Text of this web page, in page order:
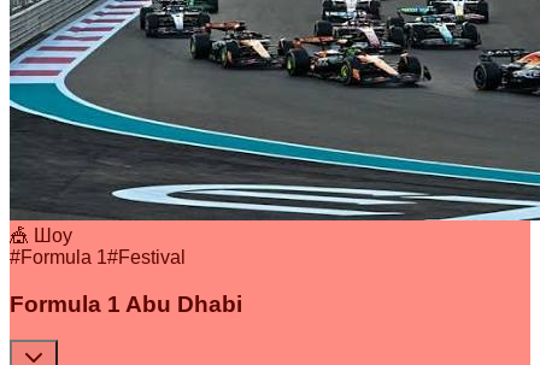
🎪 Шоу
#Formula 1#Festival
Formula 1 Abu Dhabi